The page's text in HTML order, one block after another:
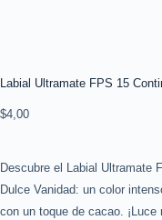
Labial Ultramate FPS 15
$4,00
Descubre el Labial Ultramate
Dulce Vanidad: un color
con un toque de cacao.